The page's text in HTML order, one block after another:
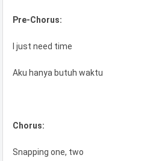
Pre-Chorus:
I just need time
Aku hanya butuh waktu
Chorus:
Snapping one, two